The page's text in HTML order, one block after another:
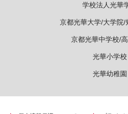
学校法人光華
京都光華大学/大学院/
京都光華中学校/
光華小学校
光華幼稚園